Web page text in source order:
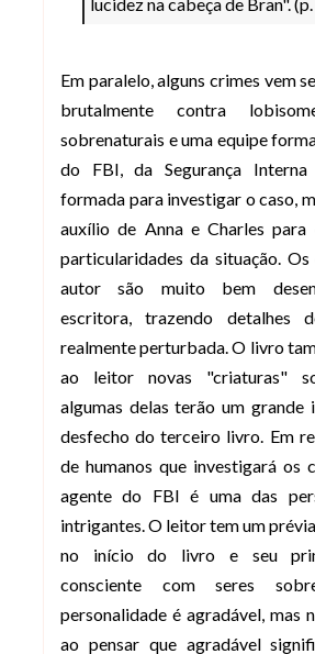
Em paralelo, alguns crimes vem
brutalmente contra
sobrenaturais e uma equipe
do FBI, da Segurança
formada para investigar o caso,
auxílio de Anna e Charles para
particularidades da situação.
autor são muito bem
escritora, trazendo detalhes
realmente perturbada. O livro
ao leitor novas "criaturas"
algumas delas terão um grande
desfecho do terceiro livro. Em
de humanos que investigará os
agente do FBI é uma das
intrigantes. O leitor tem um
no início do livro e seu
consciente com seres
personalidade é agradável, mas
ao pensar que agradável